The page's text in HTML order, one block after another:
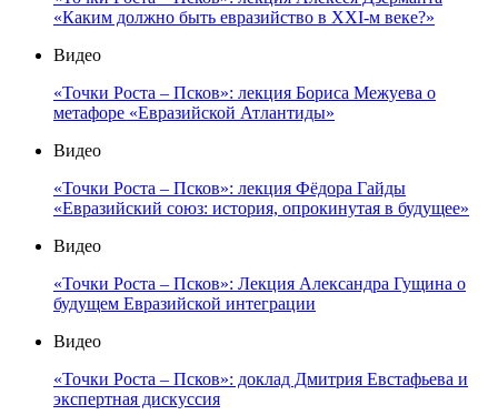
«Каким должно быть евразийство в XXI-м веке?»
Видео
«Точки Роста – Псков»: лекция Бориса Межуева о
метафоре «Евразийской Атлантиды»
Видео
«Точки Роста – Псков»: лекция Фёдора Гайды
«Евразийский союз: история, опрокинутая в будущее»
Видео
«Точки Роста – Псков»: Лекция Александра Гущина о
будущем Евразийской интеграции
Видео
«Точки Роста – Псков»: доклад Дмитрия Евстафьева и
экспертная дискуссия